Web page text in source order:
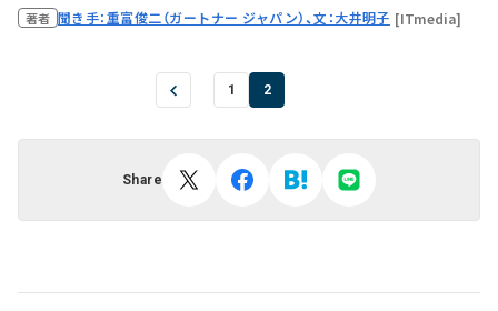
著者 聞き手：重富俊二（ガートナー ジャパン）、文：大井明子 [ITmedia]
1 2
Share